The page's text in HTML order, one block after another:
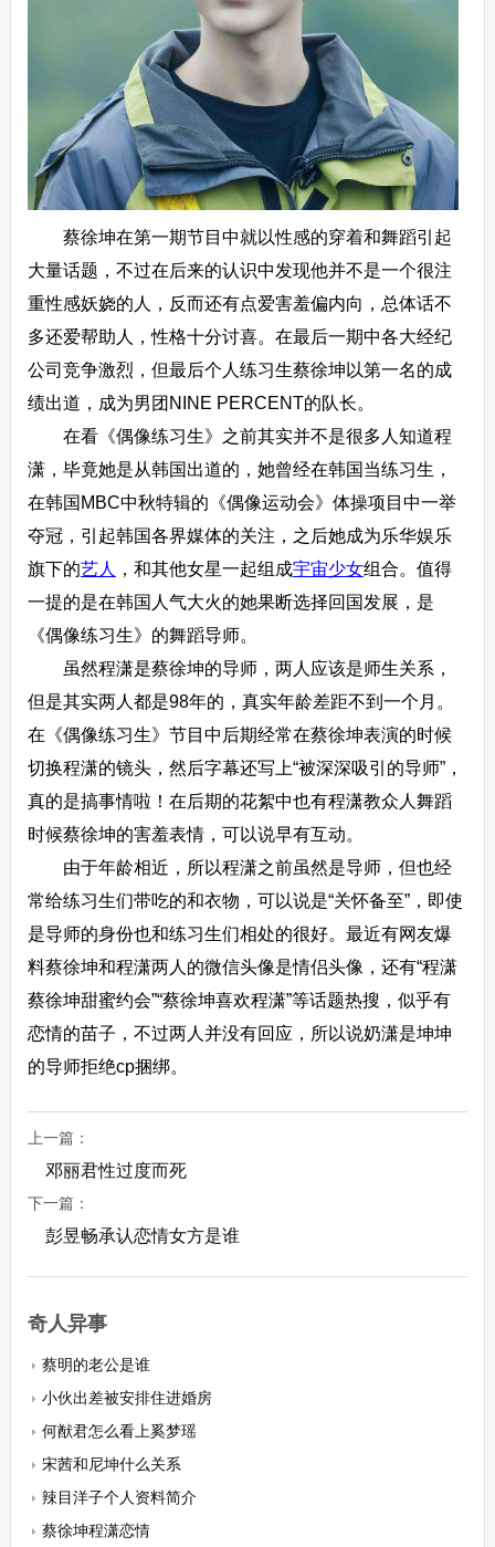
蔡徐坤在第一期节目中就以性感的穿着和舞蹈引起
大量话题，不过在后来的认识中发现他并不是一个很注
重性感妖娆的人，反而还有点爱害羞偏内向，总体话不
多还爱帮助人，性格十分讨喜。在最后一期中各大经纪
公司竞争激烈，但最后个人练习生蔡徐坤以第一名的成
绩出道，成为男团NINE PERCENT的队长。
在看《偶像练习生》之前其实并不是很多人知道程
潇，毕竟她是从韩国出道的，她曾经在韩国当练习生，
在韩国MBC中秋特辑的《偶像运动会》体操项目中一举
夺冠，引起韩国各界媒体的关注，之后她成为乐华娱乐
旗下的艺人 ，和其他女星一起组成宇宙少女组合。值得
一提的是在韩国人气大火的她果断选择回国发展，是
《偶像练习生》的舞蹈导师。
虽然程潇是蔡徐坤的导师，两人应该是师生关系，
但是其实两人都是98年的，真实年龄差距不到一个月。
在《偶像练习生》节目中后期经常在蔡徐坤表演的时候
切换程潇的镜头，然后字幕还写上“被深深吸引的导师”，
真的是搞事情啦！在后期的花絮中也有程潇教众人舞蹈
时候蔡徐坤的害羞表情，可以说早有互动。
由于年龄相近，所以程潇之前虽然是导师，但也经
常给练习生们带吃的和衣物，可以说是“关怀备至”，即使
是导师的身份也和练习生们相处的很好。最近有网友爆
料蔡徐坤和程潇两人的微信头像是情侣头像，还有“程潇
蔡徐坤甜蜜约会”“蔡徐坤喜欢程潇”等话题热搜，似乎有
恋情的苗子，不过两人并没有回应，所以说奶潇是坤坤
的导师拒绝cp捆绑。
上一篇：
邓丽君性过度而死
下一篇：
彭昱畅承认恋情女方是谁
奇人异事
蔡明的老公是谁
小伙出差被安排住进婚房
何猷君怎么看上奚梦瑶
宋茜和尼坤什么关系
辣目洋子个人资料简介
蔡徐坤程潇恋情